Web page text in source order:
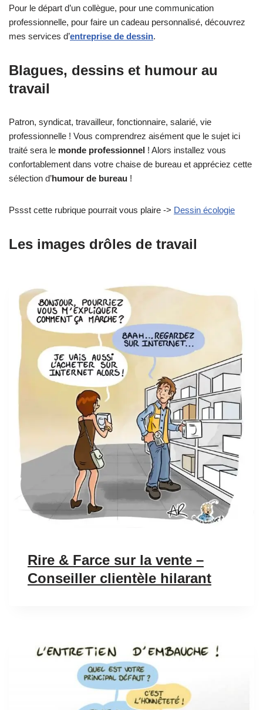
Pour le départ d’un collègue, pour une communication
professionnelle, pour faire un cadeau personnalisé, découvrez
mes services d’entreprise de dessin.
Blagues, dessins et humour au
travail
Patron, syndicat, travailleur, fonctionnaire, salarié, vie
professionnelle ! Vous comprendrez aisément que le sujet ici
traité sera le monde professionnel ! Alors installez vous
confortablement dans votre chaise de bureau et appréciez cette
sélection d’humour de bureau !
Pssst cette rubrique pourrait vous plaire -> Dessin écologie
Les images drôles de travail
Rire & Farce sur la vente –
Conseiller clientèle hilarant